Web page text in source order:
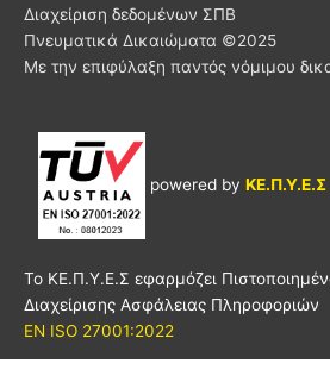
Διαχείριση δεδομένων ΣΠΒ
Πνευματικά Δικαιώματα ©2025
Με την επιφύλαξη παντός νόμιμου
powered by ΚΕ.Π.Υ.Ε.Σ
Το ΚΕ.Π.Υ.Ε.Σ εφαρμόζει
Διαχείρισης Ασφάλειας Πληροφοριών
EN ISO 27001:2022